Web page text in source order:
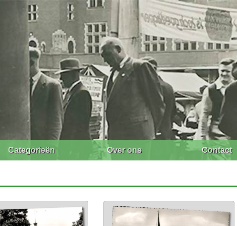
Categorieën Over ons Contact